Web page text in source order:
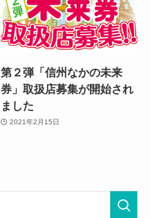
第２弾「信州なかの未来
券」取扱店募集が開始され
ました
2021年2月15日